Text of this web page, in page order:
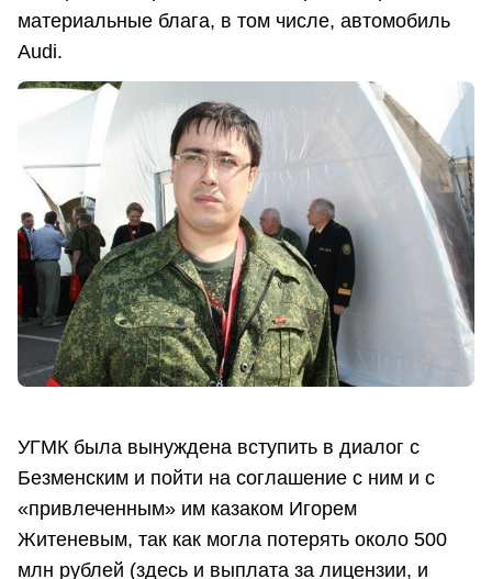
материальные блага, в том числе, автомобиль
Audi.
УГМК была вынуждена вступить в диалог с
Безменским и пойти на соглашение с ним и с
«привлеченным» им казаком Игорем
Житеневым, так как могла потерять около 500
млн рублей (здесь и выплата за лицензии, и